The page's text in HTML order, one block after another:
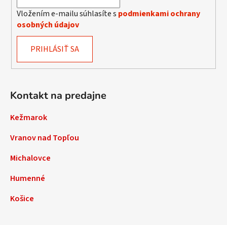
Vložením e-mailu súhlasíte s podmienkami ochrany
osobných údajov
PRIHLÁSIŤ SA
Kontakt na predajne
Kežmarok
Vranov nad Topľou
Michalovce
Humenné
Košice